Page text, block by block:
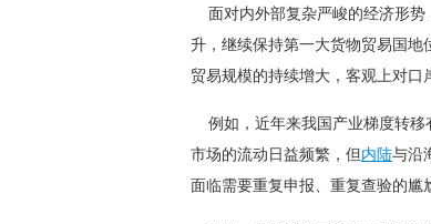
面对内外部复杂严峻的经济形势
升，继续保持第一大货物贸易国地
贸易规模的持续增大，客观上对口
例如，近年来我国产业梯度转移
市场的流动日益频繁，但内陆与沿
面临需要重复申报、重复查验的尴